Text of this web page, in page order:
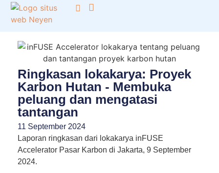
Ringkasan lokakarya: Proyek
Karbon Hutan - Membuka
peluang dan mengatasi
tantangan
11 September 2024
Laporan ringkasan dari lokakarya inFUSE
Accelerator Pasar Karbon di Jakarta, 9 September
2024.